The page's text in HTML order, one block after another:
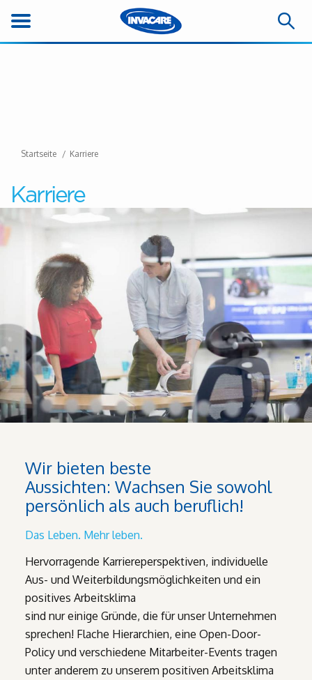
Startseite Karriere
Karriere
Wir bieten beste
Aussichten: Wachsen Sie sowohl
persönlich als auch beruflich!
Das Leben. Mehr leben.
Hervorragende Karriereperspektiven, individuelle
Aus- und Weiterbildungsmöglichkeiten und ein
positives Arbeitsklima
sind nur einige Gründe, die für unser Unternehmen
sprechen! Flache Hierarchien, eine Open-Door-
Policy und verschiedene Mitarbeiter-Events tragen
unter anderem zu unserem positiven Arbeitsklima